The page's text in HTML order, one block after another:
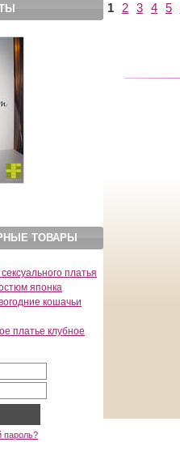
ТОВАРЫ
платья
японка
кошачьи
платье клубное
пароль?
1 2 3 4 5